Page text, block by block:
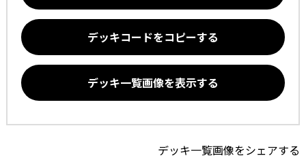
デッキコードをコピーする
デッキ一覧画像を表示する
デッキ一覧画像をシェアする